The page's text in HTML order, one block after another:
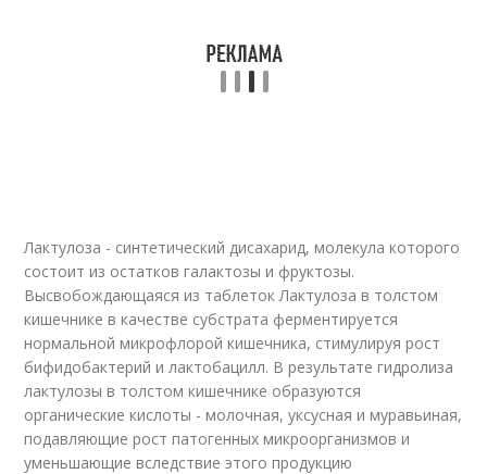
Лактулоза - синтетический дисахарид, молекула которого
состоит из остатков галактозы и фруктозы.
Высвобождающаяся из таблеток Лактулоза в толстом
кишечнике в качестве субстрата ферментируется
нормальной микрофлорой кишечника, стимулируя рост
бифидобактерий и лактобацилл. В результате гидролиза
лактулозы в толстом кишечнике образуются
органические кислоты - молочная, уксусная и муравьиная,
подавляющие рост патогенных микроорганизмов и
уменьшающие вследствие этого продукцию